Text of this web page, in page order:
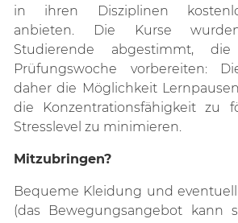
in ihren Disziplinen
anbieten. Die Kurse
Studierende abgestimmt,
Prüfungswoche vorbereiten:
daher die Möglichkeit
die Konzentrationsfähigkeit zu
Stresslevel zu minimieren.
Mitzubringen?
Bequeme Kleidung und
(das Bewegungsangebot kann